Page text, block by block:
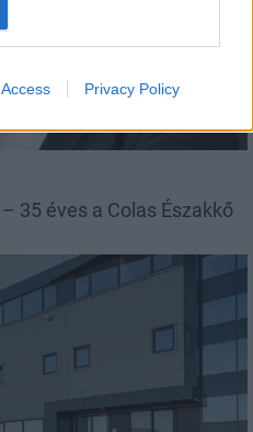
Privacy Policy
35 éves a Colas Északkő